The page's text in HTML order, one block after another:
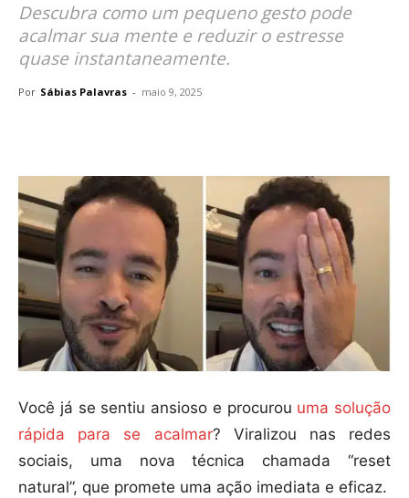
Descubra como um pequeno gesto pode
acalmar sua mente e reduzir o estresse
quase instantaneamente.
Por Sábias Palavras - maio 9, 2025
Você já se sentiu ansioso e procurou uma solução
rápida para se acalmar? Viralizou nas redes
sociais, uma nova técnica chamada “reset
natural”, que promete uma ação imediata e eficaz.